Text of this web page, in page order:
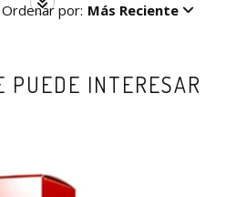
Ordenar por: Más Reciente
PUEDE INTERESAR